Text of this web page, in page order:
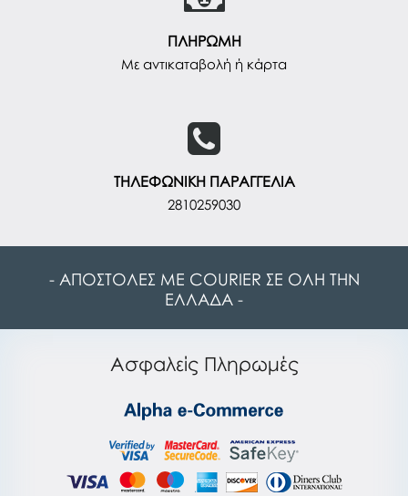
ΠΛΗΡΩΜΗ
Με αντικαταβολή ή κάρτα
ΤΗΛΕΦΩΝΙΚΗ ΠΑΡΑΓΓΕΛΙΑ
2810259030
- ΑΠΟΣΤΟΛΕΣ ΜΕ COURIER ΣΕ ΟΛΗ ΤΗΝ
ΕΛΛΑΔΑ -
Ασφαλείς Πληρωμές